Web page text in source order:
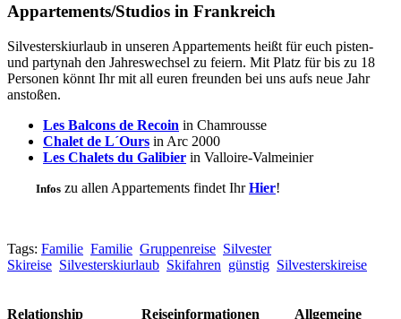
Appartements/Studios in Frankreich
Silvesterskiurlaub in unseren Appartements heißt für euch pisten-
und partynah den Jahreswechsel zu feiern. Mit Platz für bis zu 18
Personen könnt Ihr mit all euren freunden bei uns aufs neue Jahr
anstoßen.
Les Balcons de Recoin in Chamrousse
Chalet de L´Ours in Arc 2000
Les Chalets du Galibier in Valloire-Valmeinier
Infos zu allen Appartements findet IhrHier!
Tags: Familie Familie Gruppenreise Silvester
Skireise Silvesterskiurlaub Skifahren günstig Silvesterskireise
Relationship Reiseinformationen Allgemeine